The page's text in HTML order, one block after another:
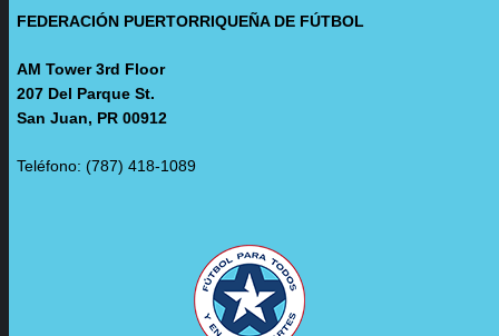
FEDERACIÓN PUERTORRIQUEÑA DE FÚTBOL
AM Tower 3rd Floor
207 Del Parque St.
San Juan, PR 00912
Teléfono: (787) 418-1089